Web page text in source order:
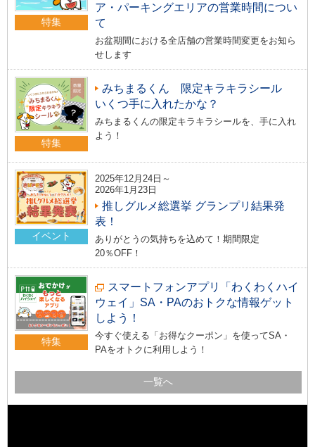
特集
ア・パーキングエリアの営業時間につい
て
お盆期間における全店舗の営業時間変更をお知ら
せします
特集
みちまるくん 限定キラキラシール
いくつ手に入れたかな？
みちまるくんの限定キラキラシールを、手に入れ
よう！
イベント
2025年12月24日～
2026年1月23日
推しグルメ総選挙 グランプリ結果発
表！
ありがとうの気持ちを込めて！期間限定
20％OFF！
特集
スマートフォンアプリ「わくわくハイ
ウェイ」SA・PAのおトクな情報ゲット
しよう！
今すぐ使える「お得なクーポン」を使ってSA・
PAをオトクに利用しよう！
一覧へ